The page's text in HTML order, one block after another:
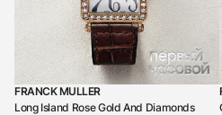
FRANCK MULLER
Long Island Rose Gold And Diamonds